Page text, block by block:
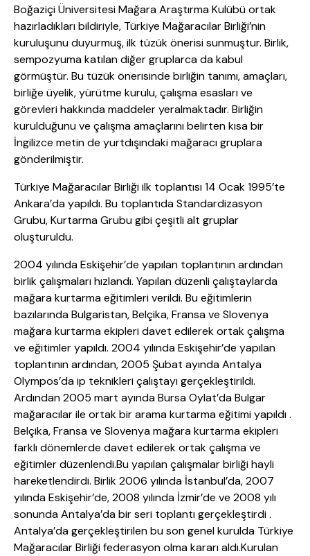
Boğaziçi Üniversitesi Mağara Araştırma Kulübü ortak
hazırladıkları bildiriyle, Türkiye Mağaracılar Birliği’nin
kuruluşunu duyurmuş, ilk tüzük önerisi sunmuştur. Birlik,
sempozyuma katılan diğer gruplarca da kabul
görmüştür. Bu tüzük önerisinde birliğin tanımı, amaçları,
birliğe üyelik, yürütme kurulu, çalışma esasları ve
görevleri hakkında maddeler yeralmaktadır. Birliğin
kurulduğunu ve çalışma amaçlarını belirten kısa bir
İngilizce metin de yurtdışındaki mağaracı gruplara
gönderilmiştir.
Türkiye Mağaracılar Birliği ilk toplantısı 14 Ocak 1995’te
Ankara’da yapıldı. Bu toplantıda Standardizasyon
Grubu, Kurtarma Grubu gibi çeşitli alt gruplar
oluşturuldu.
2004 yılında Eskişehir’de yapılan toplantının ardından
birlik çalışmaları hızlandı. Yapılan düzenli çalıştaylarda
mağara kurtarma eğitimleri verildi. Bu eğitimlerin
bazılarında Bulgaristan, Belçika, Fransa ve Slovenya
mağara kurtarma ekipleri davet edilerek ortak çalışma
ve eğitimler yapıldı. 2004 yılında Eskişehir’de yapılan
toplantının ardından, 2005 Şubat ayında Antalya
Olympos’da ip teknikleri çalıştayı gerçekleştirildi.
Ardından 2005 mart ayında Bursa Oylat’da Bulgar
mağaracılar ile ortak bir arama kurtarma eğitimi yapıldı .
Belçika, Fransa ve Slovenya mağara kurtarma ekipleri
farklı dönemlerde davet edilerek ortak çalışma ve
eğitimler düzenlendi.Bu yapılan çalışmalar birliği hayli
hareketlendirdi. Birlik 2006 yılında İstanbul’da, 2007
yılında Eskişehir’de, 2008 yılında İzmir’de ve 2008 yılı
sonunda Antalya’da bir seri toplantı gerçekleştirdi .
Antalya’da gerçekleştirilen bu son genel kurulda Türkiye
Mağaracılar Birliği federasyon olma kararı aldı.Kurulan